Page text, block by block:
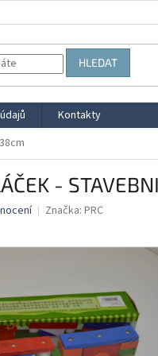
HLEDAT
Kontakty
-
Značka: PRC